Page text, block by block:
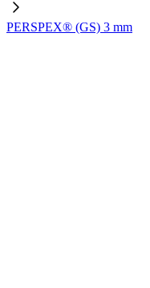
PERSPEX® (GS) 3 mm